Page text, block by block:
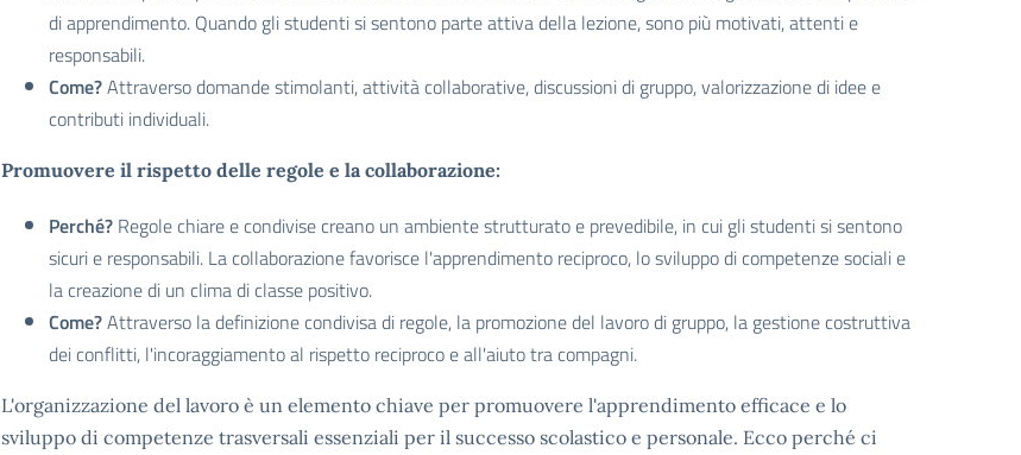
di apprendimento. Quando gli studenti si sentono parte attiva della lezione, sono più motivati, attenti e
responsabili.
Come?Attraverso domande stimolanti, attività collaborative, discussioni di gruppo, valorizzazione di idee e
contributi individuali.
Promuovere il rispetto delle regole e la collaborazione:
Perché? Regole chiare e condivise creano un ambiente strutturato e prevedibile, in cui gli studenti si sentono
sicuri e responsabili. La collaborazione favorisce l'apprendimento reciproco, lo sviluppo di competenze sociali e
la creazione di un clima di classe positivo.
Come?Attraverso la definizione condivisa di regole, la promozione del lavoro di gruppo, la gestione costruttiva
dei conflitti, l'incoraggiamento al rispetto reciproco e all'aiuto tra compagni.
L'organizzazione del lavoro è un elemento chiave per promuovere l'apprendimento efficace e lo
sviluppo di competenze trasversali essenziali per il successo scolastico e personale. Ecco perché ci